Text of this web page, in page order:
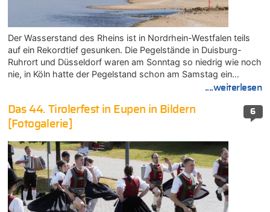
Der Wasserstand des Rheins ist in Nordrhein-Westfalen teils
auf ein Rekordtief gesunken. Die Pegelstände in Duisburg-
Ruhrort und Düsseldorf waren am Sonntag so niedrig wie noch
nie, in Köln hatte der Pegelstand schon am Samstag ein…
....weiterlesen
6
Das 44. Tirolerfest in Eupen in Bildern
[Fotogalerie]